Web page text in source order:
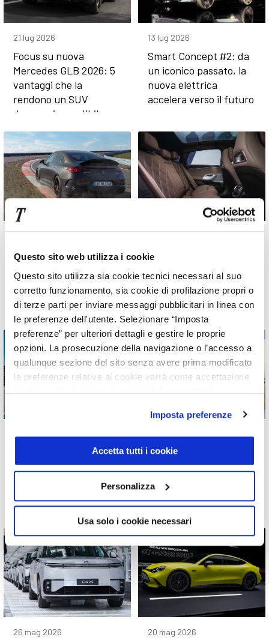
Questo sito web utilizza i cookie
Questo sito utilizza sia cookie tecnici necessari al suo
corretto funzionamento, sia cookie di profilazione propri o
di terze parti per inviare messaggi pubblicitari in linea con
le preferenze dell'utente. Selezionare “Imposta
preferenze” per ulteriori dettagli e gestire le proprie
opzioni. La prosecuzione della navigazione o l’accesso a
qualunque sezione del sito senza avere prima modificato
le preferenze relative ai cookie varrà come accettazione
implicita alla ricezione di cookie dal presente sito.
Imposta preferenze
Accetta tutti i cookie
Personalizza
Usa solo i cookie necessari
21 lug 2026
Focus su nuova
Mercedes GLB 2026: 5
vantaggi che la
rendono un SUV
davvero imperdibile
13 lug 2026
Smart Concept #2: da
un iconico passato, la
nuova elettrica
accelera verso il futuro
Mercedes-AMG CLA 45
Driving Performance
cambia era
Nuova Classe C 2026:
cui la nuova Mercedes
elettrica rivoluziona il
segmento
TRIVELLATO RACING
XPeng G6 e G9
MY2026: i nuovi SUV
sono ancora più evoluti
26 mag 2026 20 mag 2026